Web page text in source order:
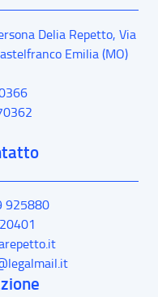
Delia Repetto, Via
Emilia(MO)
925880